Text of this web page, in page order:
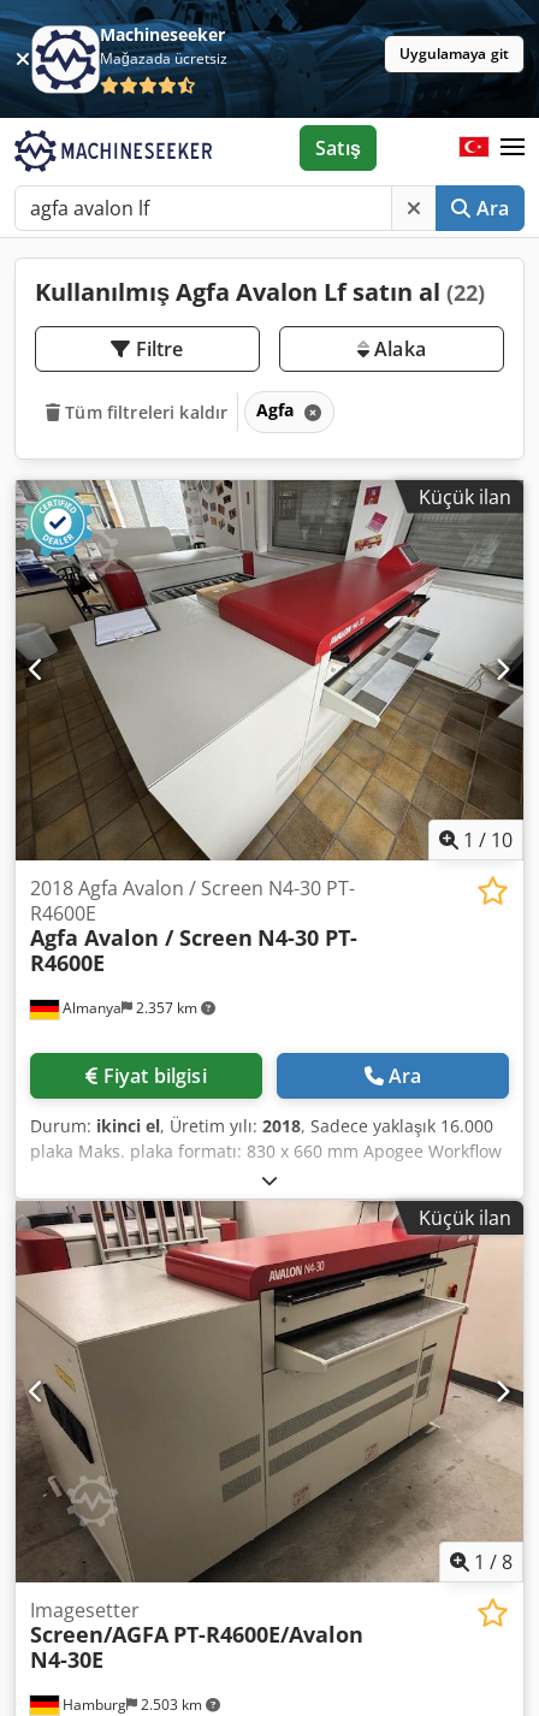
Machineseeker
Mağazada ücretsiz Uygulamaya git
Ara
Satış
Kullanılmış Agfa Avalon Lf satın al (22)
Filtre Alaka
Tüm filtreleri kaldır Agfa
Küçük ilan
1 / 10
Almanya 2.357 km
2018 Agfa Avalon / Screen N4-30 PT-
R4600E
Agfa Avalon / Screen N4-30 PT-
R4600E
Fiyat bilgisi Ara
Durum: ikinci el, Üretim yılı: 2018, Sadece yaklaşık 16.000
plaka Maks. plaka formatı: 830 x 660 mm Apogee Workflow
10.69.0 RIP Inline zımbalama Azura C95 yıkama makinesi
Stacker ST 95EX Chsdpeyt I Unjfx Aqvea Kısa sürede teslim
edilebilir
Küçük ilan
1 /8
Hamburg 2.503 km
Imagesetter
Screen/AGFA PT-R4600E/Avalon
N4-30E